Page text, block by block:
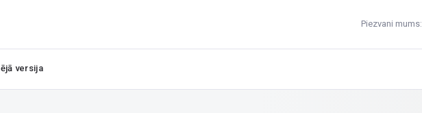
Piezvani mums:
versija